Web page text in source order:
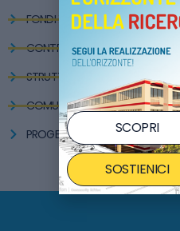
FONDI X RICERCA SCIENTIFICA
CONTRIBUITI 5×1000
STRUTTURE SANITARIE REALIZZATE
COMUNI GEMELLATI
PROGETTI DI RICERCA FINANZIATI
SCOPRI
SOSTIENICI